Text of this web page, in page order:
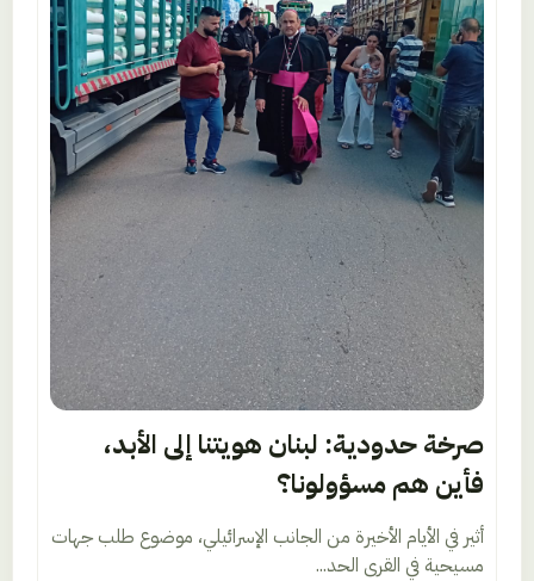
صرخة حدودية: لبنان هويتنا إلى الأبد،
فأين هم مسؤولونا؟
أثير في الأيام الأخيرة من الجانب الإسرائيلي، موضوع طلب جهات
مسيحية في القرى الحد...